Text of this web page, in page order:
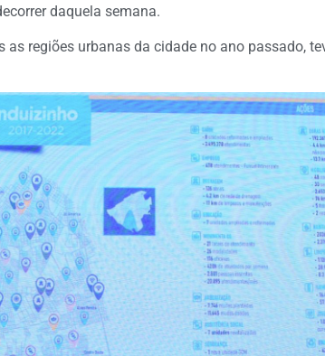
daquela semana.
as regiões urbanas da cidade no ano passado,